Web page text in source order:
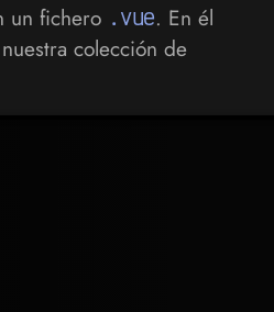
un fichero .vue. En él
colección de